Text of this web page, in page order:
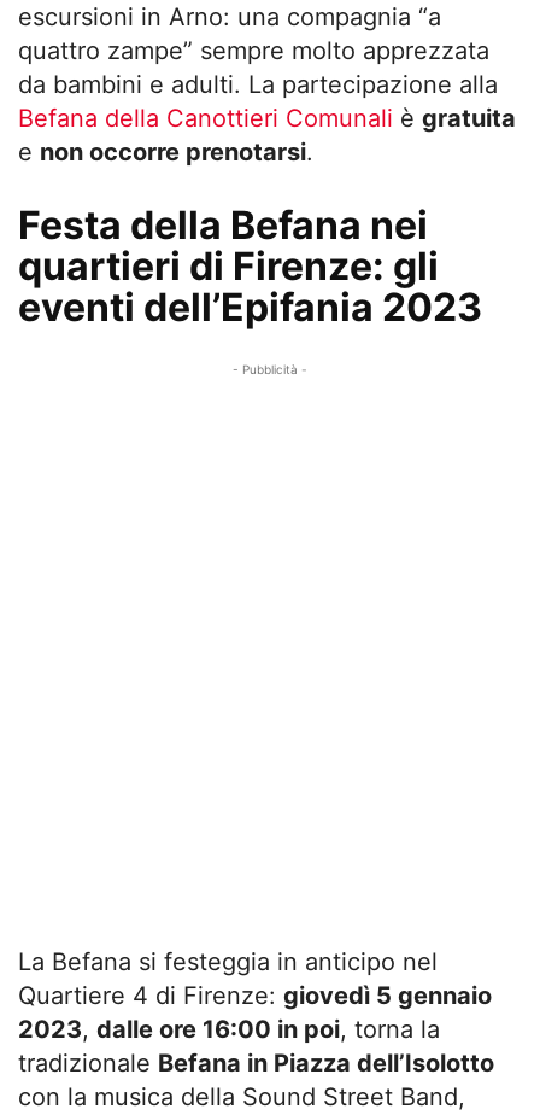
escursioni in Arno: una compagnia “a
quattro zampe” sempre molto apprezzata
da bambini e adulti. La partecipazione alla
Befana della Canottieri Comunali è gratuita
e non occorre prenotarsi.
Festa della Befana nei
quartieri di Firenze: gli
eventi dell’Epifania 2023
- Pubblicità -
La Befana si festeggia in anticipo nel
Quartiere 4 di Firenze: giovedì 5 gennaio
2023, dalle ore 16:00 in poi, torna la
tradizionale Befana in Piazza dell’Isolotto
con la musica della Sound Street Band,